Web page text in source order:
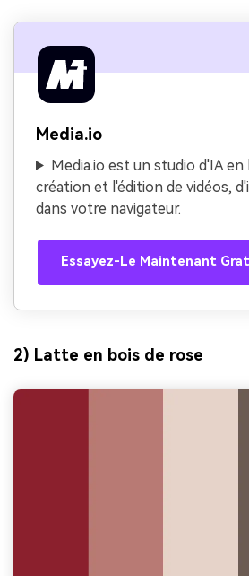
Media.io
Media.io est un studio d'IA
création et l'édition de vidéos,
dans votre navigateur.
Essayez-Le Maintenant
2) Latte en bois de rose